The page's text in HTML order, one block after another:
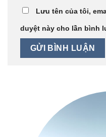
Lưu tên của tôi,
duyệt này cho lần bình